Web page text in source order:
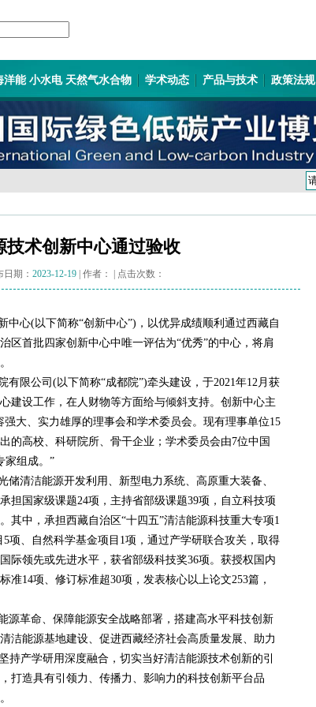
洋能 小水电 天然气水合物 学术动态 产品与技术 政策法规
技术创新中心通过验收
日期： 2023-12-19 | 作者： | 点击次数：
中心(以下简称“创新中心”)，以优异成绩顺利通过西藏自
区首批四家创新中心中唯一评估为“优秀”的中心，将肩
限公司(以下简称“成都院”)牵头建设，于2021年12月获
建设工作，在人财物等方面给与倾斜支持。创新中心主
大、实力雄厚的理事会和学术委员会。现有理事单位15
的高校、科研院所、骨干企业；学术委员会由7位中国
家组成。”
清洁能源开发利用、新型电力系统、高原重大装备、
担国家级课题24项，主持省部级课题39项，自立科技项
其中，承担西藏自治区“十四五”清洁能源科技重大专项1
项、自然科学基金项目1项，通过产学研联合攻关，取得
际领先或先进水平，获省部级科技奖36项。获授权国内
准14项、修订标准超30项，发表核心以上论文253篇，
源革命、保障能源安全战略部署，搭建高水平科技创新
洁能源基地建设、促进西藏经济社会高质量发展、助力
持产学研用深度融合，切实当好清洁能源技术创新的引
打造具有引领力、传播力、影响力的科技创新平台品